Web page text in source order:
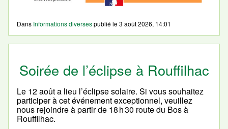
Dans Informations diversespublié le3 août 2026, 14:01
Soirée de l’éclipse à Rouffilhac
Le 12 août a lieu l’éclipse solaire. Si vous souhaitez
participer à cet événement exceptionnel, veuillez
nous rejoindre à partir de 18 h 30 route du Bos à
Rouffilhac.